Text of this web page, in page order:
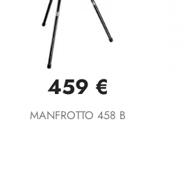
459 €
MANFROTTO 458 B